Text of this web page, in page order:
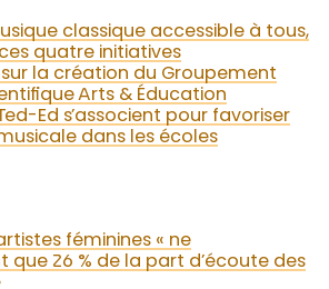
classique accessible à tous,
quatre initiatives
sur la création du Groupement
Arts & Éducation
Ed s’associent pour favoriser
dans les écoles
féminines « ne
que 26 % de la part d’écoute des